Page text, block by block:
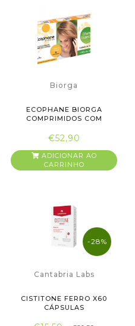
Biorga
ECOPHANE BIORGA
COMPRIMIDOS COM
€52,90
ADICIONAR AO
CARRINHO
-28%
Cantabria Labs
CISTITONE FERRO X60
CÁPSULAS